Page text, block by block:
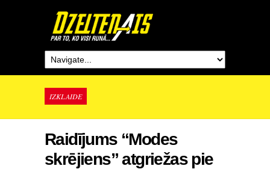
IZKLAIDE
Raidījums “Modes
skrējiens” atgriežas pie